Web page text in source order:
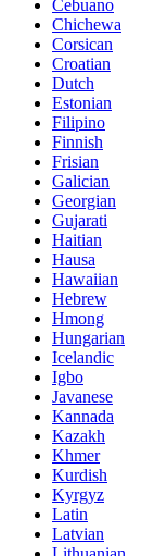
Cebuano
Chichewa
Corsican
Croatian
Dutch
Estonian
Filipino
Finnish
Frisian
Galician
Georgian
Gujarati
Haitian
Hausa
Hawaiian
Hebrew
Hmong
Hungarian
Icelandic
Igbo
Javanese
Kannada
Kazakh
Khmer
Kurdish
Kyrgyz
Latin
Latvian